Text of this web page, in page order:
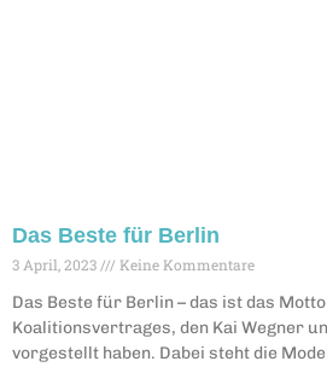
Das Beste für Berlin
3 April, 2023 Keine Kommentare
Das Beste für Berlin – das ist das
Koalitionsvertrages, den Kai Wegner
vorgestellt haben. Dabei steht die